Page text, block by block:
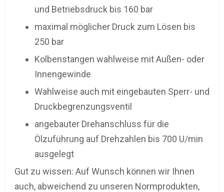
und Betriebsdruck bis 160 bar
maximal möglicher Druck zum Lösen bis
250 bar
Kolbenstangen wahlweise mit Außen- oder
Innengewinde
Wahlweise auch mit eingebauten Sperr- und
Druckbegrenzungsventil
angebauter Drehanschluss für die
Ölzuführung auf Drehzahlen bis 700 U/min
ausgelegt
Gut zu wissen: Auf Wunsch können wir Ihnen
auch, abweichend zu unseren Normprodukten,